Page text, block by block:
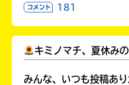
コメント 181
キミノマチ、夏休み
みんな、いつも投稿あ